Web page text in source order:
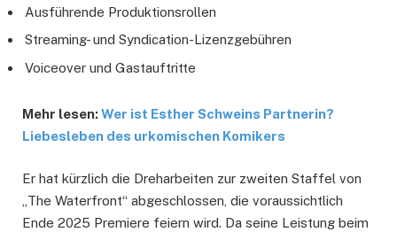
Ausführende Produktionsrollen
Streaming- und Syndication-Lizenzgebühren
Voiceover und Gastauftritte
Mehr lesen:Wer ist Esther Schweins Partnerin?
Liebesleben des urkomischen Komikers
Er hat kürzlich die Dreharbeiten zur zweiten Staffel von
„The Waterfront“ abgeschlossen, die voraussichtlich
Ende 2025 Premiere feiern wird. Da seine Leistung beim